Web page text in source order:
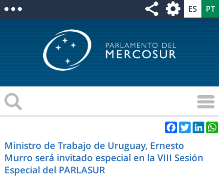
Facebook
Twitter
Ministro de Trabajo de Uruguay, Ernesto
Murro será invitado especial en la VIII Sesión
Especial del PARLASUR